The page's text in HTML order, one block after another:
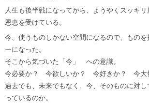
人生も後半戦になってから、ようやくスッキ
恩恵を受けている。
今、使うものしかない空間になるので、ものを
ーになった。
そこから気づいた「今」 への意識。
今必要か？ 今欲しいか？ 今好きか？ 今大
過去でも、未来でもなく、今、そのものに対
っているのか。